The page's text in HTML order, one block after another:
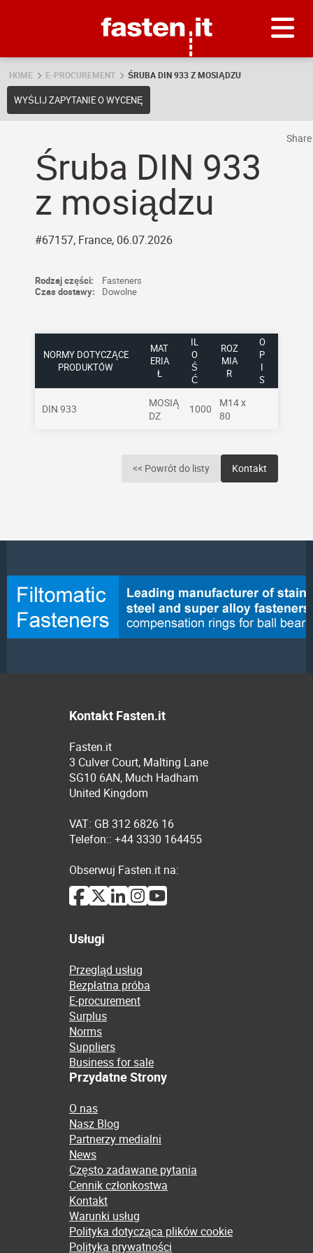
HOME E-PROCUREMENT ŚRUBA DIN 933 Z MOSIĄDZU
WYŚLIJ ZAPYTANIE O WYCENĘ
Śruba DIN 933
z mosiądzu
#67157, France, 06.07.2026
Rodzaj części:
Fasteners
Czas dostawy:
Dowolne
NORMY DOTYCZĄCE
PRODUKTÓW
MAT
ERIA
Ł
IL
O
Ś
Ć
ROZ
MIA
R
O
P
I
S
DIN 933
MOSIĄ
DZ
1000
M14 x
80
<< Powrót do listy Kontakt
Share
Kontakt Fasten.it
Fasten.it
3 Culver Court, Malting Lane
SG10 6AN, Much Hadham
United Kingdom
VAT: GB 312 6826 16
Telefon:: +44 3330 164455
Obserwuj Fasten.it na:
Usługi
Przegląd usług
Bezpłatna próba
E-procurement
Surplus
Norms
Suppliers
Business for sale
Przydatne Strony
O nas
Nasz Blog
Partnerzy medialni
News
Często zadawane pytania
Cennik członkostwa
Kontakt
Warunki usług
Polityka dotycząca plików cookie
Polityka prywatności